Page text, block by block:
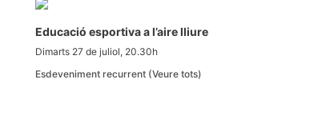
Educació esportiva a l’aire lliure
Dimarts 27 de juliol, 20.30h
Esdeveniment recurrent (Veure tots)